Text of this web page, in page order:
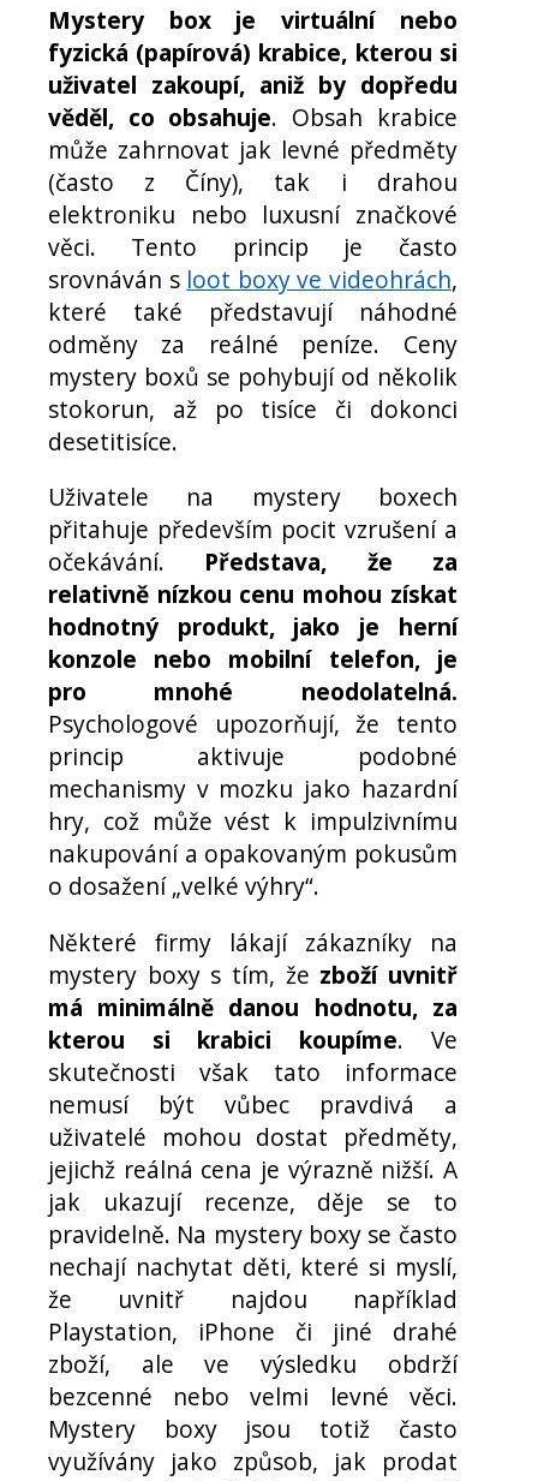
Mystery box je virtuální nebo
fyzická (papírová) krabice, kterou si
uživatel zakoupí, aniž by dopředu
věděl, co obsahuje. Obsah krabice
může zahrnovat jak levné předměty
(často z Číny), tak i drahou
elektroniku nebo luxusní značkové
věci. Tento princip je často
srovnáván s loot boxy ve videohrách,
které také představují náhodné
odměny za reálné peníze. Ceny
mystery boxů se pohybují od několik
stokorun, až po tisíce či dokonci
desetitisíce.
Uživatele na mystery boxech
přitahuje především pocit vzrušení a
očekávání. Představa, že za
relativně nízkou cenu mohou získat
hodnotný produkt, jako je herní
konzole nebo mobilní telefon, je
pro mnohé neodolatelná.
Psychologové upozorňují, že tento
princip aktivuje podobné
mechanismy v mozku jako hazardní
hry, což může vést k impulzivnímu
nakupování a opakovaným pokusům
o dosažení „velké výhry“.
Některé firmy lákají zákazníky na
mystery boxy s tím, že zboží uvnitř
má minimálně danou hodnotu, za
kterou si krabici koupíme. Ve
skutečnosti však tato informace
nemusí být vůbec pravdivá a
uživatelé mohou dostat předměty,
jejichž reálná cena je výrazně nižší. A
jak ukazují recenze, děje se to
pravidelně. Na mystery boxy se často
nechají nachytat děti, které si myslí,
že uvnitř najdou například
Playstation, iPhone či jiné drahé
zboží, ale ve výsledku obdrží
bezcenné nebo velmi levné věci.
Mystery boxy jsou totiž často
využívány jako způsob, jak prodat